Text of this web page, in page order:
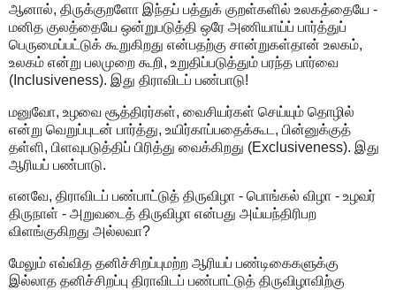
ஆனால், திருக்குறளோ இந்தப் பத்துக் குறள்களில் உலகத்தையே -
மனித குலத்தையே ஒன்றுபடுத்தி ஒரே அணியாய்ப் பார்த்துப்
பெருமைப்பட்டுக் கூறுகிறது என்பதற்கு சான்றுகள்தான் உலகம்,
உலகம் என்று பலமுறை கூறி, உறுதிப்படுத்தும் பரந்த பார்வை
(Inclusiveness). இது திராவிடப் பண்பாடு!
மனுவோ, உழவை சூத்திரர்கள், வைசியர்கள் செய்யும் தொழில்
என்று வெறுப்புடன் பார்த்து, உயிர்காப்பதைக்கூட, பின்னுக்குத்
தள்ளி, பிளவுபடுத்திப் பிரித்து வைக்கிறது (Exclusiveness). இது
ஆரியப் பண்பாடு.
எனவே, திராவிடப் பண்பாட்டுத் திருவிழா - பொங்கல் விழா - உழவர்
திருநாள் - அறுவடைத் திருவிழா என்பது அய்யந்திரிபற
விளங்குகிறது அல்லவா?
மேலும் எவ்வித தனிச்சிறப்புமற்ற ஆரியப் பண்டிகைகளுக்கு
இல்லாத தனிச்சிறப்பு திராவிடப் பண்பாட்டுத் திருவிழாவிற்கு